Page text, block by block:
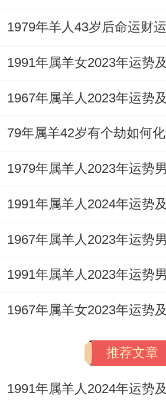
1979年羊人43岁后命运财
79年属羊42岁有个劫如何化
推荐文章